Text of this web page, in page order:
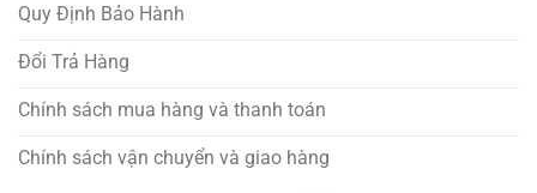
Quy Định Bảo Hành
Đổi Trả Hàng
Chính sách mua hàng và thanh toán
Chính sách vận chuyển và giao hàng